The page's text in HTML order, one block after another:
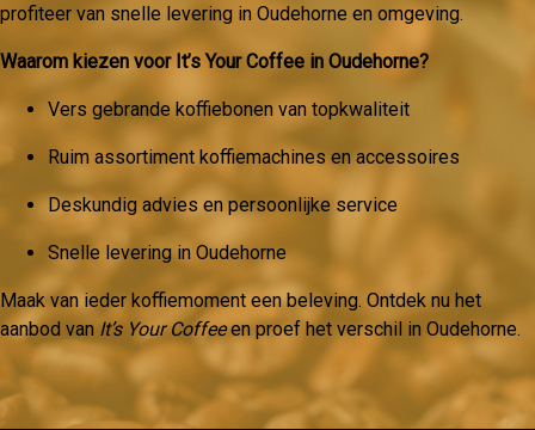
profiteer van snelle levering in Oudehorne en omgeving.
Waarom kiezen voor It’s Your Coffee in Oudehorne?
Vers gebrande koffiebonen van topkwaliteit
Ruim assortiment koffiemachines en accessoires
Deskundig advies en persoonlijke service
Snelle levering in Oudehorne
Maak van ieder koffiemoment een beleving. Ontdek nu het
aanbod van It’s Your Coffeeen proef het verschil in Oudehorne.